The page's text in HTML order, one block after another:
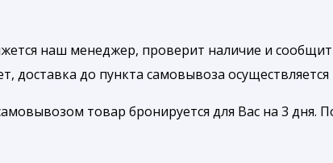
наш менеджер, проверит наличие и
доставка до пункта самовывоза
товар бронируется для Вас на 3 дня.